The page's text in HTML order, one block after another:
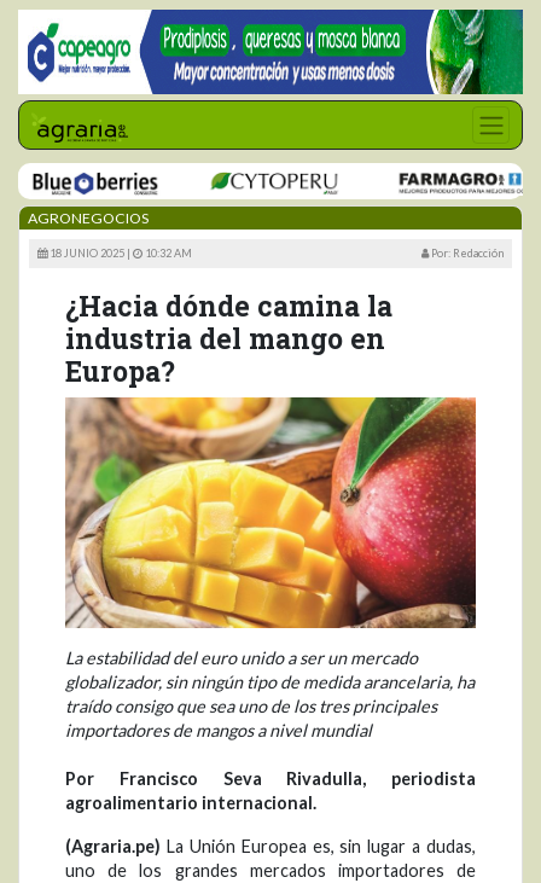
AGRONEGOCIOS
18 JUNIO 2025 | 10:32 AM Por: Redacción
¿Hacia dónde camina la
industria del mango en
Europa?
La estabilidad del euro unido a ser un mercado
globalizador, sin ningún tipo de medida arancelaria, ha
traído consigo que sea uno de los tres principales
importadores de mangos a nivel mundial
Por Francisco Seva Rivadulla, periodista
agroalimentario internacional.
(Agraria.pe) La Unión Europea es, sin lugar a dudas,
uno de los grandes mercados importadores de